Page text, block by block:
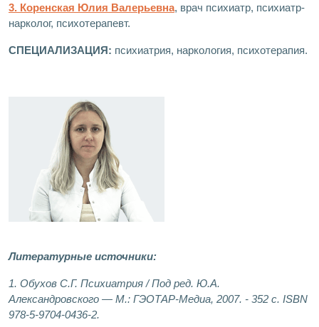
3. Коренская Юлия Валерьевна, врач психиатр, психиатр-
нарколог, психотерапевт.
СПЕЦИАЛИЗАЦИЯ: психиатрия, наркология, психотерапия.
Литературные источники:
1. Обухов С.Г. Психиатрия / Под ред. Ю.А.
Александровского — М.: ГЭОТАР-Медиа, 2007. - 352 с. ISBN
978-5-9704-0436-2.